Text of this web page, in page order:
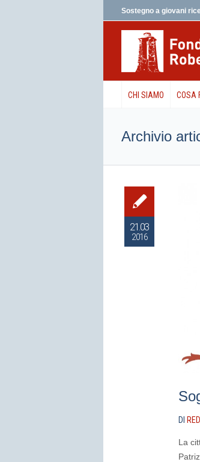
Sostegno a giovani
CHI SIAMO COSA
Archivio
21.03
2016
DI
La